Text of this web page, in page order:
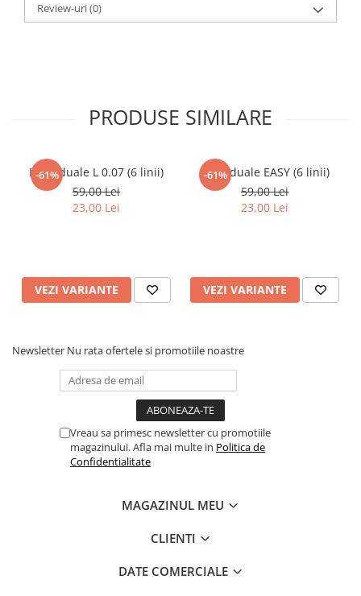
Review-uri(0)
PRODUSE SIMILARE
-61%
Individuale L 0.07 (6 linii)
59,00 Lei
23,00 Lei
VEZI VARIANTE
-61%
Individuale EASY (6 linii)
59,00 Lei
23,00 Lei
VEZI VARIANTE
Newsletter Nu rata ofertele si promotiile noastre
Vreau sa primesc newsletter cu promotiile
magazinului. Afla mai multe in Politica de
Confidentialitate
MAGAZINUL MEU
CLIENTI
DATE COMERCIALE